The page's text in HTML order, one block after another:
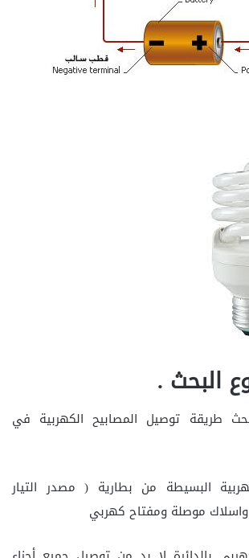
البحث .
طريقة توصيل المصابيح الكهربية في
البسيطة من بطارية ( مصدر التيار
موصلة ومفتاح كهربي